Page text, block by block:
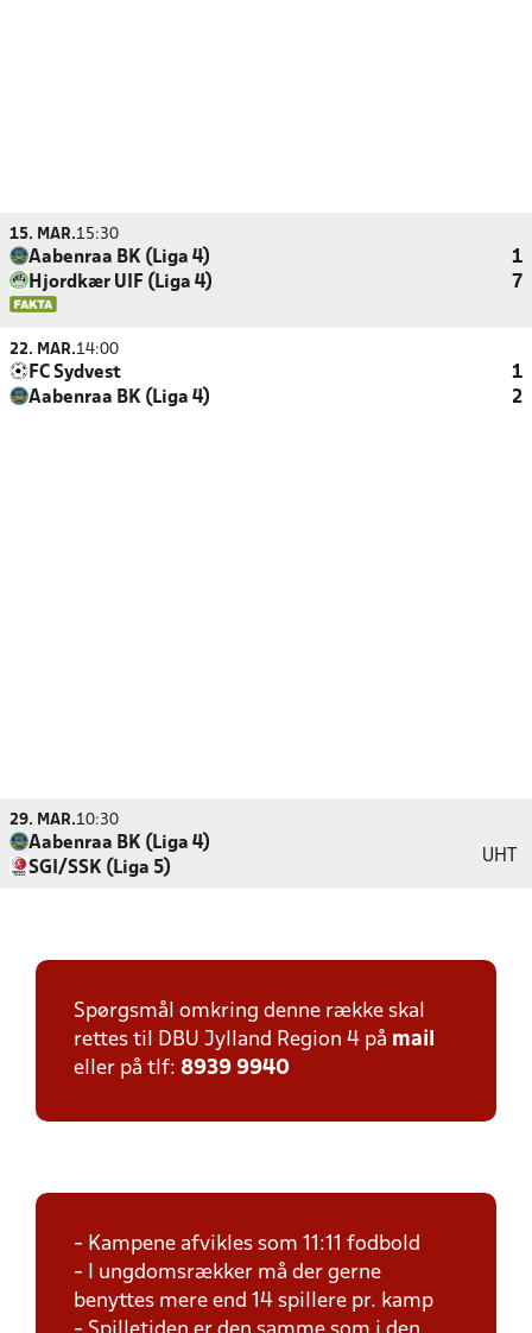
15. MAR.15:30
Aabenraa BK (Liga 4)
1
Hjordkær UIF (Liga 4)
7
22. MAR.14:00
FC Sydvest
1
Aabenraa BK (Liga 4)
2
29. MAR.10:30
Aabenraa BK (Liga 4)
SGI/SSK (Liga 5)
UHT
Spørgsmål omkring denne række skal
rettes til DBU Jylland Region 4 på mail
eller på tlf: 8939 9940
- Kampene afvikles som 11:11 fodbold
- I ungdomsrækker må der gerne
benyttes mere end 14 spillere pr. kamp